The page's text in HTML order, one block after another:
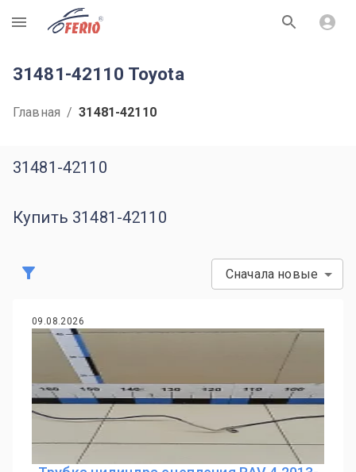
R
31481-42110 Toyota
Главная / 31481-42110
31481-42110
Купить 31481-42110
Сначала новые
09.08.2026